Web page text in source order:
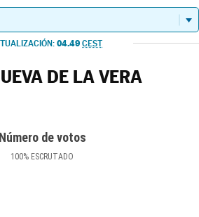
04.49 CEST
DE LA VERA
Número de votos
100% ESCRUTADO